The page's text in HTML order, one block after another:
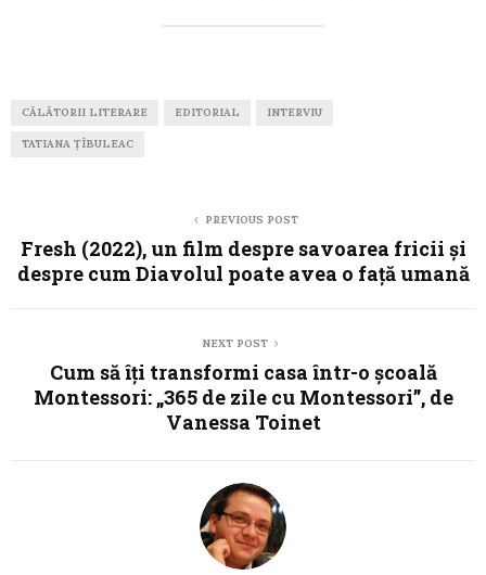
CĂLĂTORII LITERARE EDITORIAL INTERVIU
TATIANA ȚÎBULEAC
PREVIOUS POST
Fresh (2022), un film despre savoarea fricii și
despre cum Diavolul poate avea o față umană
NEXT POST
Cum să îţi transformi casa într-o şcoală
Montessori: „365 de zile cu Montessori”, de
Vanessa Toinet